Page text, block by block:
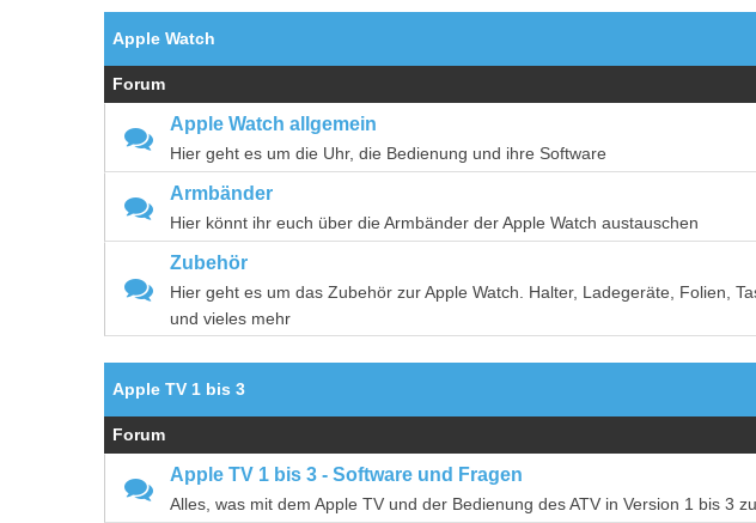
Apple Watch
Forum
Apple Watch allgemein
Hier geht es um die Uhr, die Bedienung und ihre Software
Armbänder
Hier könnt ihr euch über die Armbänder der Apple Watch austauschen
Zubehör
Hier geht es um das Zubehör zur Apple Watch. Halter, Ladegeräte, Folien,
und vieles mehr
Apple TV 1 bis 3
Forum
Apple TV 1 bis 3 - Software und Fragen
Alles, was mit dem Apple TV und der Bedienung des ATV in Version 1 bis 3